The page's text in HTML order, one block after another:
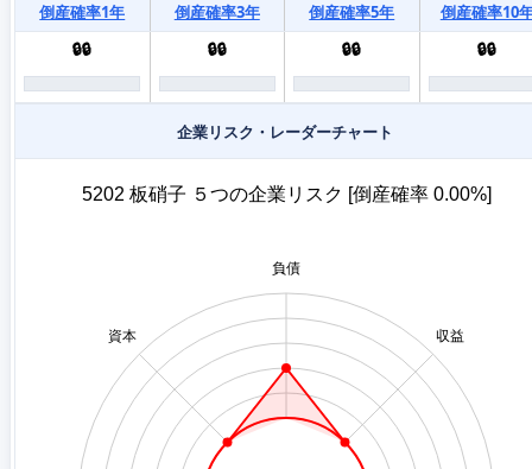
倒産確率1年 倒産確率3年 倒産確率5年
倒産確率10
🔒🔒
🔒🔒 🔒🔒 🔒🔒
企業リスク・レーダーチャート